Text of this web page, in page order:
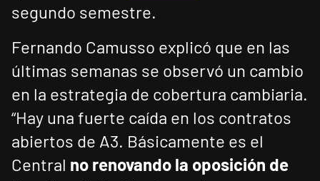
segundo semestre.
Fernando Camusso explicó que en las
últimas semanas se observó un cambio
en la estrategia de cobertura cambiaria.
“Hay una fuerte caída en los contratos
abiertos de A3. Básicamente es el
Central no renovando la oposición de